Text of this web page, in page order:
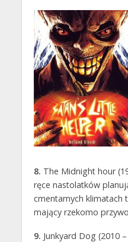
8. The Midnight hour
ręce nastolatków
cmentarnych klimatach
mający rzekomo
9. Junkyard Dog (2010